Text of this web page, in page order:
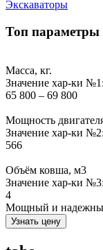
Экскаваторы
Топ параметры
Масса, кг.
Значение хар-ки №1:
65 800 – 69 800
Мощность
Значение хар-ки №2:
566
Объём ковша, м3
Значение хар-ки №3:
4
Мощный и
Узнать цену